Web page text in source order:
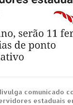
comunicado
estaduais